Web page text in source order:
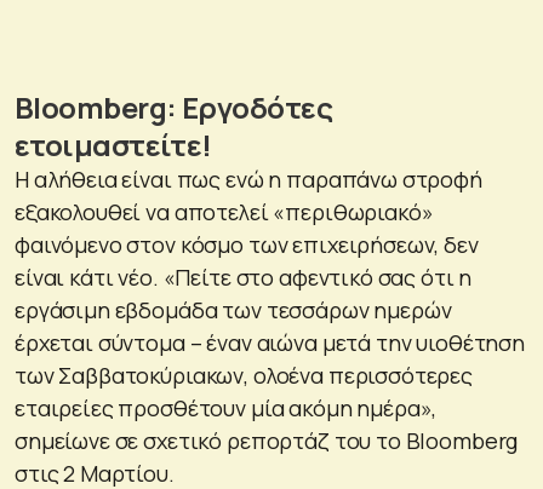
Bloomberg: Εργοδότες
ετοιμαστείτε!
Η αλήθεια είναι πως ενώ η παραπάνω στροφή
εξακολουθεί να αποτελεί «περιθωριακό»
φαινόμενο στον κόσμο των επιχειρήσεων, δεν
είναι κάτι νέο. «Πείτε στο αφεντικό σας ότι η
εργάσιμη εβδομάδα των τεσσάρων ημερών
έρχεται σύντομα – έναν αιώνα μετά την υιοθέτηση
των Σαββατοκύριακων, ολοένα περισσότερες
εταιρείες προσθέτουν μία ακόμη ημέρα»,
σημείωνε σε σχετικό ρεπορτάζ του το Bloomberg
στις 2 Μαρτίου.